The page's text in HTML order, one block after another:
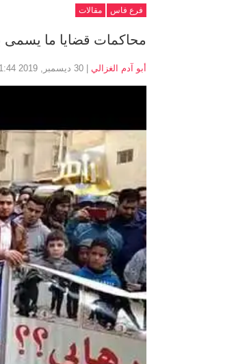
فرع فاس مقالات
محاكمات قضايا ما يسمى
أبو آدم الغزالي